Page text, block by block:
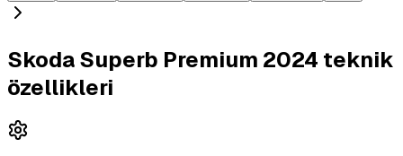
Skoda Superb Premium 2024 teknik
özellikleri